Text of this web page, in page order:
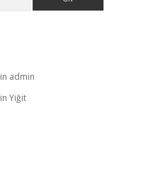
admin
Yiğit